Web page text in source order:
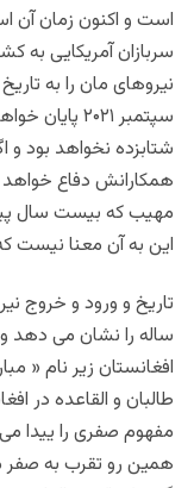
است و اکنون زمان آن
سربازان آمریکایی به
سپتمبر
شتابزده نخواهد بود و
همکارانش دفاع خواهد
مهیب که بیست سال
این به آن معنا نیست که ما در
ساله را نشان می دهد و
طالبان و القاعده در
مفهوم صفری را ییدا می
همین رو تقرب به صفر